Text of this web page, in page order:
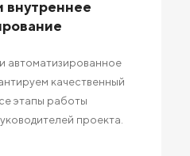
внутреннее
автоматизированное
качественный
этапы работы
проекта.